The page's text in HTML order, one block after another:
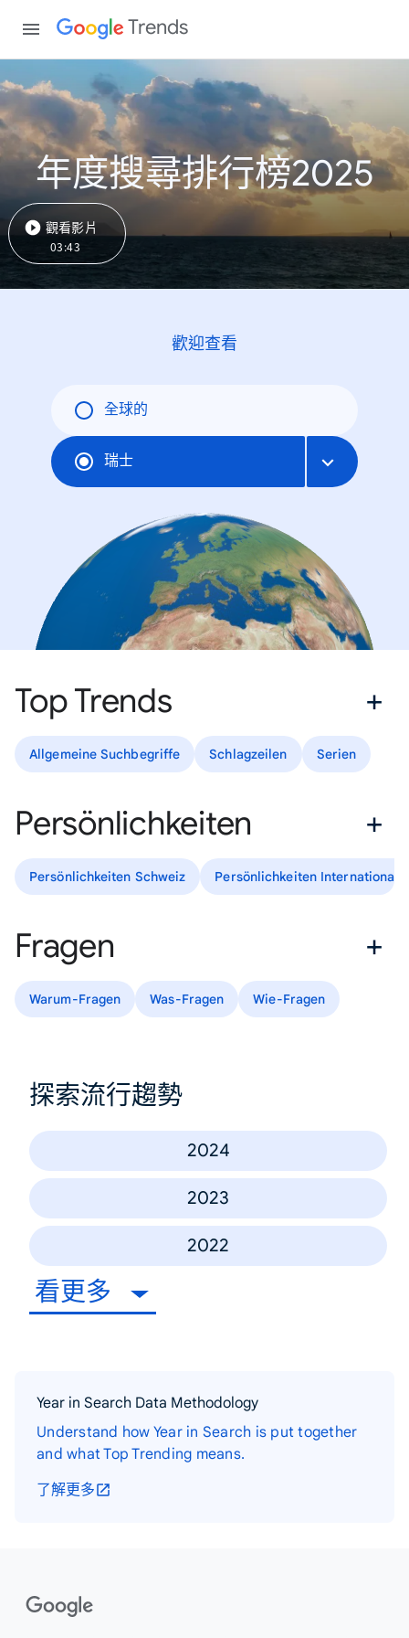
Trends
年度搜尋排行榜2025
觀看影片
03:43
歡迎查看
全球的
瑞士
Top Trends
Allgemeine Suchbegriffe Schlagzeilen Serien
Persönlichkeiten
Persönlichkeiten Schweiz Persönlichkeiten International
Fragen
Warum-Fragen Was-Fragen Wie-Fragen
探索流行趨勢
2024
2023
2022
看更多
Year in Search Data Methodology
Understand how Year in Search is put together
and what Top Trending means.
了解更多